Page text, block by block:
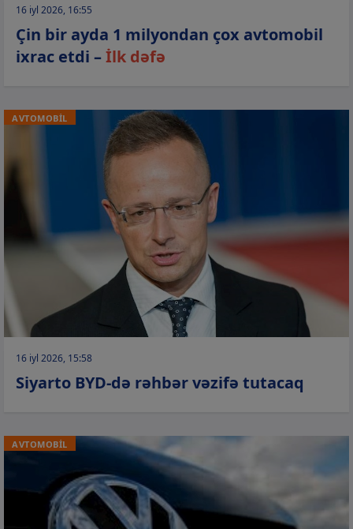
16 iyl 2026, 16:55
Çin bir ayda 1 milyondan çox avtomobil
ixrac etdi –İlk dəfə
AVTOMOBİL
16 iyl 2026, 15:58
Siyarto BYD-də rəhbər vəzifə tutacaq
AVTOMOBİL